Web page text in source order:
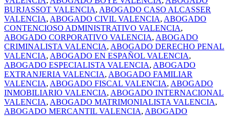
BURJASSOT VALENCIA, ABOGADO CASO ALCASSER
VALENCIA, ABOGADO CIVIL VALENCIA, ABOGADO
CONTENCIOSO ADMINISTRATIVO VALENCIA,
ABOGADO CORPORATIVO VALENCIA, ABOGADO
CRIMINALISTA VALENCIA, ABOGADO DERECHO PENAL
VALENCIA, ABOGADO EN ESPAÑOL VALENCIA,
ABOGADO ESPECIALISTA VALENCIA, ABOGADO
EXTRANJERIA VALENCIA, ABOGADO FAMILIAR
VALENCIA, ABOGADO FISCAL VALENCIA, ABOGADO
INMOBILIARIO VALENCIA, ABOGADO INTERNACIONAL
VALENCIA, ABOGADO MATRIMONIALISTA VALENCIA,
ABOGADO MERCANTIL VALENCIA, ABOGADO